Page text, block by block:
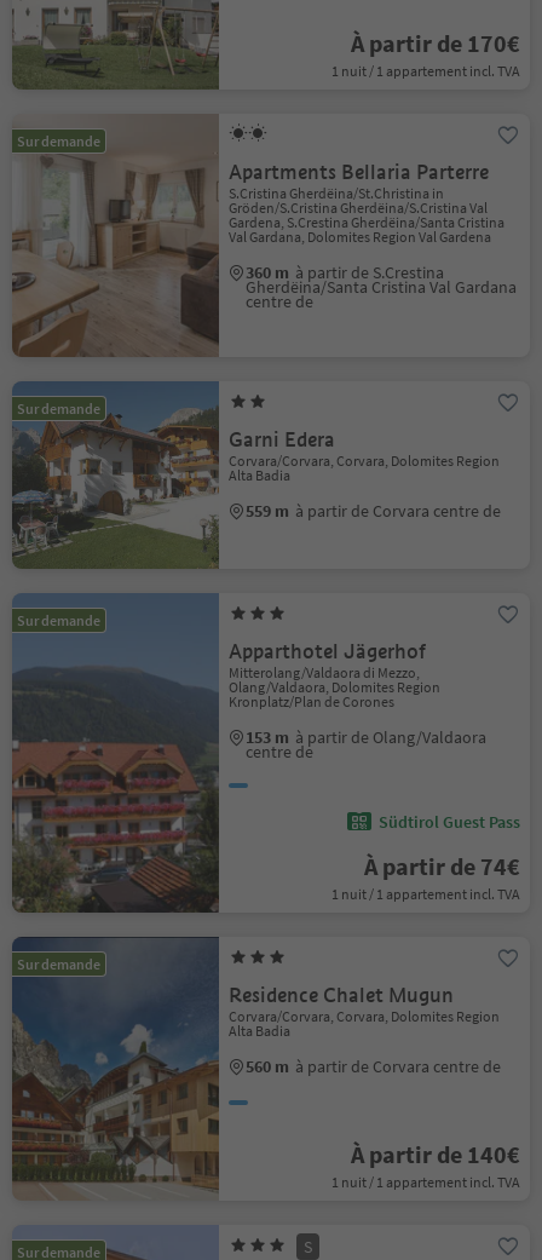
À partir de 170€
1 nuit / 1 appartement incl. TVA
Sur demande
Apartments Bellaria Parterre
S.Cristina Gherdëina/St.Christina in
Gröden/S.Cristina Gherdëina/S.Cristina Val
Gardena, S.Crestina Gherdëina/Santa Cristina
Val Gardana, Dolomites Region Val Gardena
360 m à partir de S.Crestina
Gherdëina/Santa Cristina Val Gardana
centre de
Sur demande
Garni Edera
Corvara/Corvara, Corvara, Dolomites Region
Alta Badia
559 m à partir de Corvara centre de
Sur demande
Apparthotel Jägerhof
Mitterolang/Valdaora di Mezzo,
Olang/Valdaora, Dolomites Region
Kronplatz/Plan de Corones
153 m à partir de Olang/Valdaora
centre de
Südtirol Guest Pass
À partir de 74€
1 nuit / 1 appartement incl. TVA
Sur demande
Residence Chalet Mugun
Corvara/Corvara, Corvara, Dolomites Region
Alta Badia
560 m à partir de Corvara centre de
À partir de 140€
1 nuit / 1 appartement incl. TVA
Sur demande S